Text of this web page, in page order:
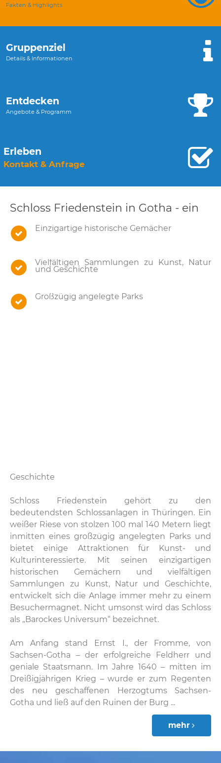
Fakten & Highlights
Gruppenziel
Details & Informationen
Entdecken
Angebote & Programm
Erleben
Kontakt & Anfrage
Schloss Friedenstein in Gotha - ein
Einzigartige historische Gemächer
Vielfältigen Sammlungen zu Kunst, Natur
und Geschichte
Großzügig angelegte Parks
Geschichte
Schloss Friedenstein gehört zu den
bedeutendsten Schlossanlagen in Thüringen. Ein
weißer Riese von stolzen 100 mal 140 Metern liegt
inmitten eines großzügig angelegten Parks und
bietet einige Attraktionen für Kunst- und
Kulturinteressierte. Mit seinen einzigartigen
historischen Gemächern und vielfältigen
Sammlungen zu Kunst, Natur und Geschichte,
entwickelt sich die Anlage immer mehr zu einem
Besuchermagnet. Nicht umsonst wird das Schloss
als „Barockes Universum“ bezeichnet.
Am Anfang stand Ernst I., der Fromme, von
Sachsen-Gotha – der erfolgreiche Feldherr und
geniale Staatsmann. Im Jahre 1640 – mitten im
Dreißigjährigen Krieg – wurde er zum Regenten
des neu geschaffenen Herzogtums Sachsen-
Gotha und ließ auf den Ruinen der Burg ...
mehr